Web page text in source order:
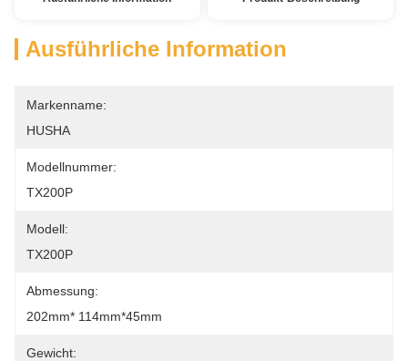
Ausführliche Information
Markenname:
HUSHA
Modellnummer:
TX200P
Modell:
TX200P
Abmessung:
202mm* 114mm*45mm
Gewicht: